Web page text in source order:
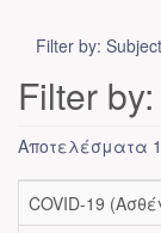
Filter by: Subject
Filter
Αποτελέσματα
COVID-19